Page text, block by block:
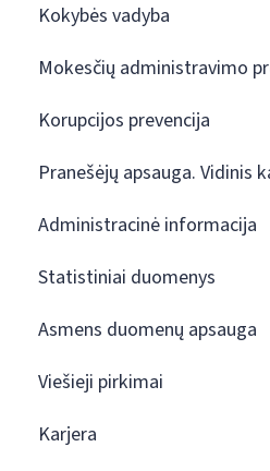
Kokybės vadyba
Mokesčių administravimo
Korupcijos prevencija
Pranešėjų apsauga. Vidinis
Administracinė informacija
Statistiniai duomenys
Asmens duomenų apsauga
Viešieji pirkimai
Karjera